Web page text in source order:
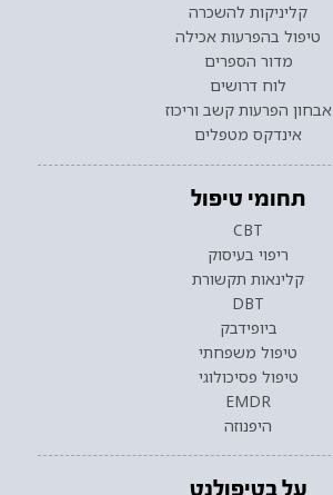
קליניקות להשכרה
טיפול בהפרעות אכילה
מדור הספרים
לוח דרושים
אבחון הפרעות קשב וריכוז
אינדקס מטפלים
תחומי טיפול
CBT
ריפוי בעיסוק
קלינאות תקשורת
DBT
ביופידבק
טיפול משפחתי
טיפול פסיכולוגי
EMDR
היפנוזה
על בטיפולנט